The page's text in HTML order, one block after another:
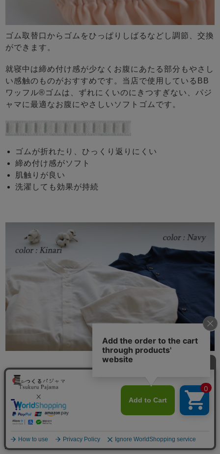
メニュー
ゴム取替口からゴムをひっぱりしばるなどし調節、交換
ができます。
就寝中は締め付け感が少なくお腹にあたる部分もやさし
い感触のものがおすすめです。当店で使用しているBB
ワッフル®ゴムは、ずれにくいのにきつすぎない、パジ
ャマに最適なお腹にやさしいソフトゴムです。
ゴムが折れたり、ひっくり返りにくい
締め付け感がソフト
肌触りが良い
洗濯しても効果が持続
安心の日本製
MADE IN JAPAN